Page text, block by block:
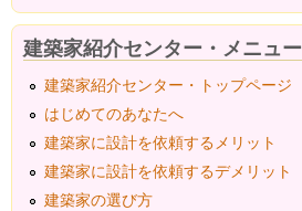
建築家紹介センター・メニュー
建築家紹介センター・トップページ
はじめてのあなたへ
建築家に設計を依頼するメリット
建築家に設計を依頼するデメリット
建築家の選び方